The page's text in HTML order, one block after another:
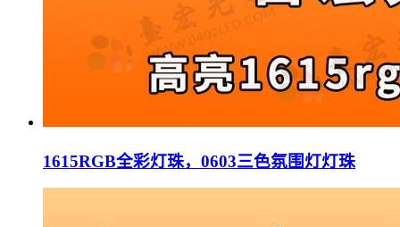
1615RGB全彩灯珠，0603三色氛围灯灯珠